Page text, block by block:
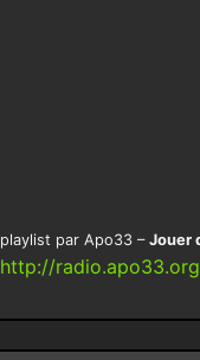
playlist par Apo33 –Jouer
http://